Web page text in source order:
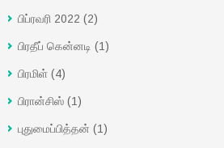
பிப்ரவரி 2022 (2)
பிரதீப் கென்னடி (1)
பிரமிள் (4)
பிரான்சிஸ் (1)
புதுமைப்பித்தன் (1)